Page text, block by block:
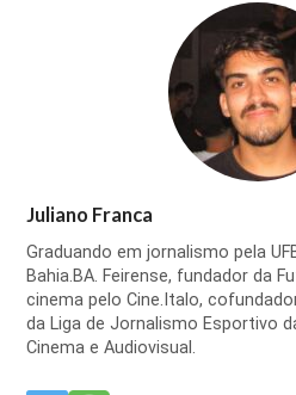
Juliano Franca
Graduando em jornalismo pela
Bahia.BA. Feirense, fundador da
cinema pelo Cine.Italo,
da Liga de Jornalismo Esportivo
Cinema e Audiovisual.